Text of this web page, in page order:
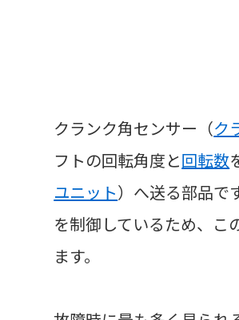
クランク角センサー（ク
フトの回転角度と回転数
ユニット）へ送る部品で
を制御しているため、こ
ます。